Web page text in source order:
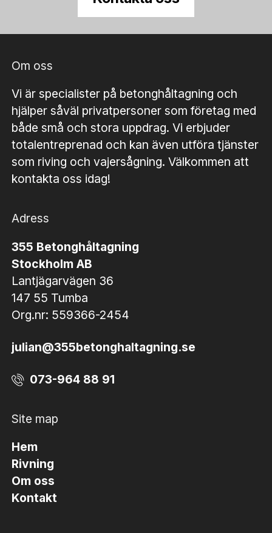
Om oss
Vi är specialister på betonghåltagning och
hjälper såväl privatpersoner som företag med
både små och stora uppdrag. Vi erbjuder
totalentreprenad och kan även utföra tjänster
som riving och vajersågning. Välkommen att
kontakta oss idag!
Adress
355 Betonghåltagning
Stockholm AB
Lantjägarvägen 36
147 55 Tumba
Org.nr: 559366-2454
julian@355betonghaltagning.se
073-964 88 91
Site map
Hem
Rivning
Om oss
Kontakt